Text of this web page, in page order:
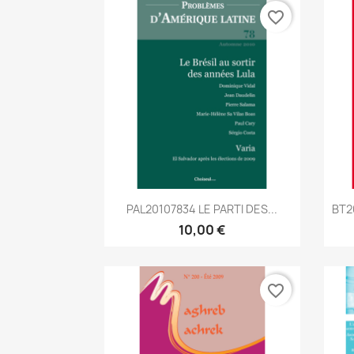
Aperçu rapide
PAL20107834 LE PARTI DES...
10,00 €
favorite_border
favorite_border